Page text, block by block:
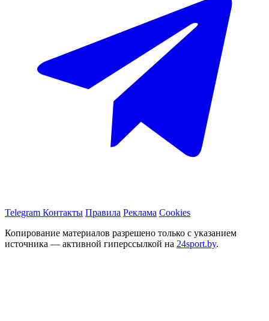
Telegram Контакты Правила Реклама Cookies
Копирование материалов разрешено только с указанием
источника — активной гиперссылкой на 24sport.by.